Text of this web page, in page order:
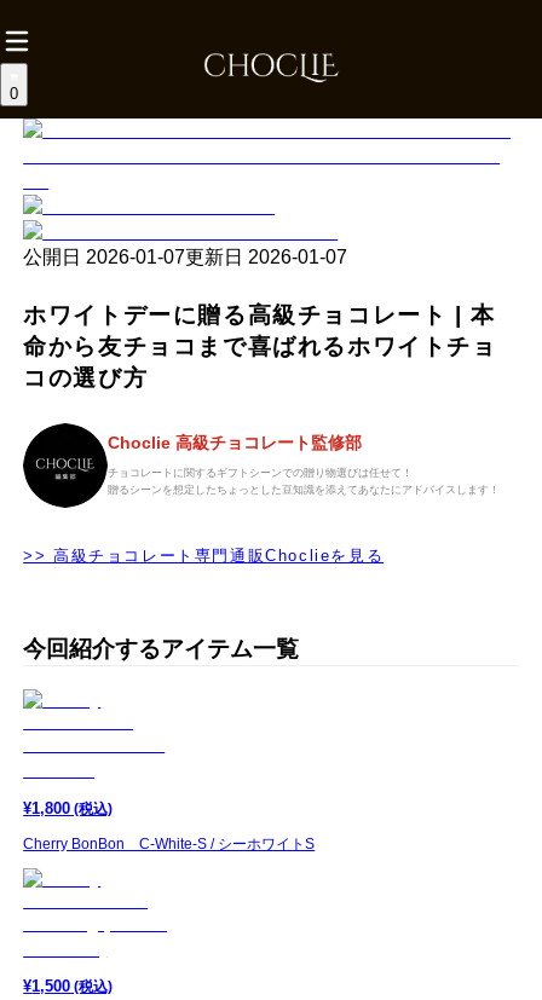
0
公開日 2026-01-07更新日 2026-01-07
ホワイトデーに贈る高級チョコレート | 本
命から友チョコまで喜ばれるホワイトチョ
コの選び方
Choclie 高級チョコレート監修部
チョコレートに関するギフトシーンでの贈り物選びは任せて！
贈るシーンを想定したちょっとした豆知識を添えてあなたにアドバイスします！
>> 高級チョコレート専門通販Choclieを見る
今回紹介するアイテム一覧
¥1,800 (税込)
Cherry BonBon C-White-S / シーホワイトS
¥1,500 (税込)